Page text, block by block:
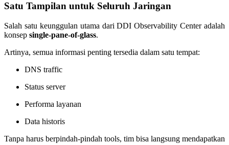
Satu Tampilan untuk Seluruh Jaringan
Salah satu keunggulan utama dari DDI Observability Center adalah
konsep single-pane-of-glass.
Artinya, semua informasi penting tersedia dalam satu tempat:
DNS traffic
Status server
Performa layanan
Data historis
Tanpa harus berpindah-pindah tools, tim bisa langsung mendapatkan